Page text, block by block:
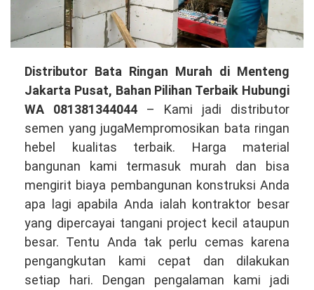
Distributor
Bata
Ringan
Murah
di
Menteng
Jakarta
Pusat,
Bahan
Pilihan
Terbaik
Hubungi
Distributor Bata Ringan Murah di Menteng
Jakarta Pusat, Bahan Pilihan Terbaik Hubungi
WA 081381344044 – Kami jadi distributor
semen yang jugaMempromosikan bata ringan
hebel kualitas terbaik. Harga material
bangunan kami termasuk murah dan bisa
mengirit biaya pembangunan konstruksi Anda
apa lagi apabila Anda ialah kontraktor besar
yang dipercayai tangani project kecil ataupun
besar. Tentu Anda tak perlu cemas karena
pengangkutan kami cepat dan dilakukan
setiap hari. Dengan pengalaman kami jadi